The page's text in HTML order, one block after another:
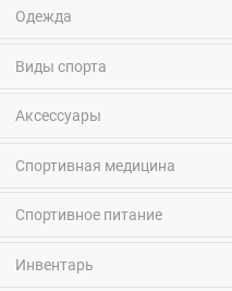
Одежда
Виды спорта
Аксессуары
Спортивная медицина
Спортивное питание
Инвентарь